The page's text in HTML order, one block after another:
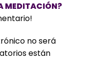
MEDITACIÓN?
no será
están